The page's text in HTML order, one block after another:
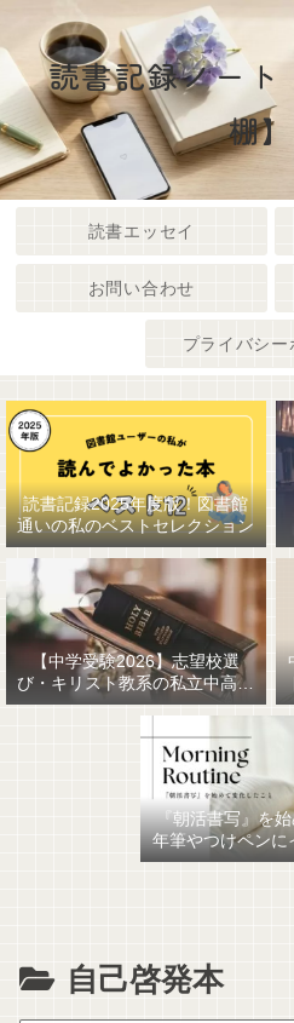
読書記録ノート
棚】
読書エッセイ
お問い合わせ
プライバシー
読書記録2025年度版！図書館
通いの私のベストセレクション
【中学受験2026】志望校選
び・キリスト教系の私立中高一
貫女子校を調べてみました
『朝活書写』を
年筆やつけペンに
ノート、毎日が
自己啓発本